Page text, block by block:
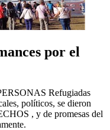
por el
Refugiadas
políticos, se dieron
, y de promesas del